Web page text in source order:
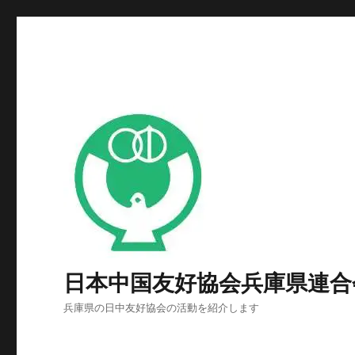
日本中国友好協会兵庫県連
兵庫県の日中友好協会の活動を紹介します